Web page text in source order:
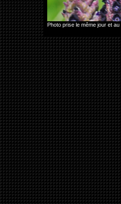
Photo prise le même jour et